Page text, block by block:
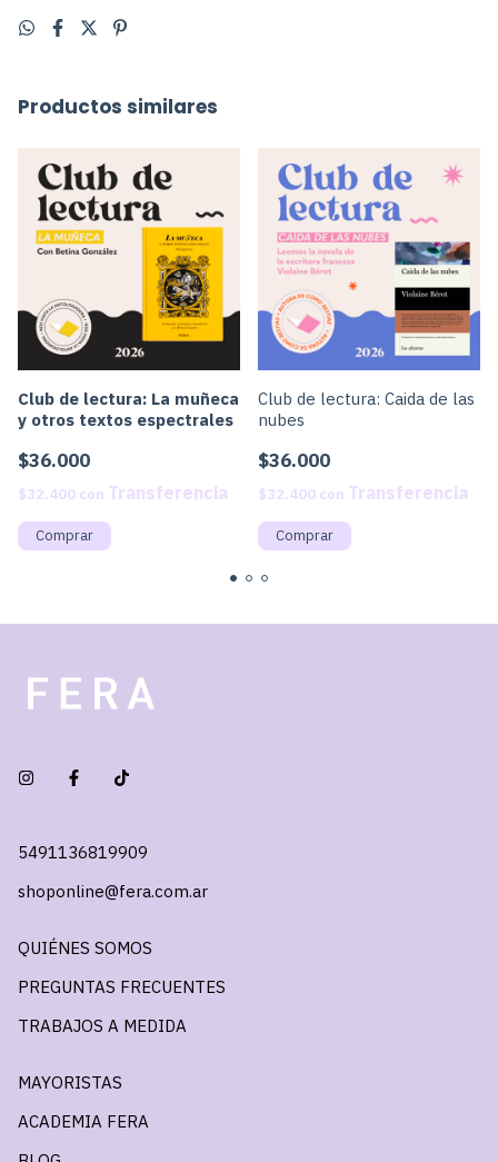
Productos similares
Club de lectura: La muñeca
y otros textos espectrales
$36.000
$32.400 con
Club de lectura: Caida de las
nubes
$36.000
$32.400 con
5491136819909
shoponline@fera.com.ar
QUIÉNES SOMOS
PREGUNTAS FRECUENTES
TRABAJOS A MEDIDA
MAYORISTAS
ACADEMIA FERA